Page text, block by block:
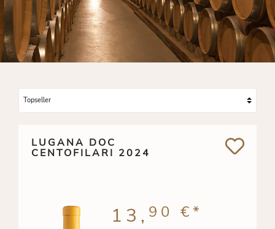
LUGANA DOC
CENTOFILARI 2024
13, 90 €*